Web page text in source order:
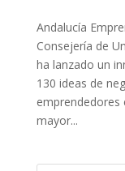
Andalucía
Consejería de
ha lanzado un
130 ideas de
emprendedores
mayor...